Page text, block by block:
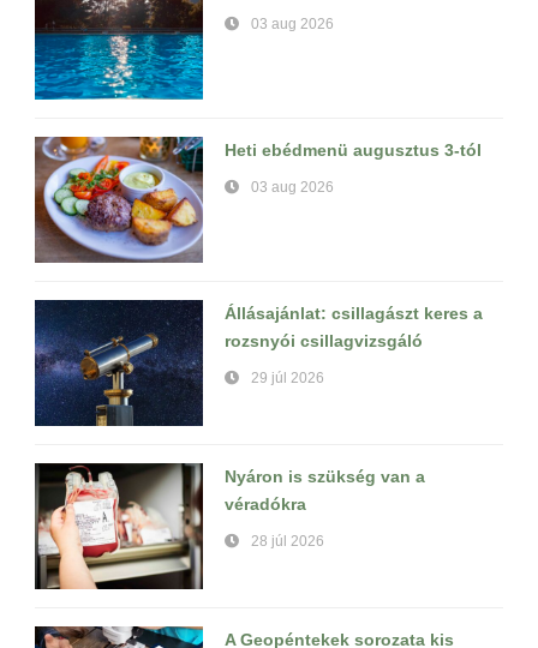
03 aug 2026
Heti ebédmenü augusztus 3-tól
03 aug 2026
Állásajánlat: csillagászt keres a
rozsnyói csillagvizsgáló
29 júl 2026
Nyáron is szükség van a
véradókra
28 júl 2026
A Geopéntekek sorozata kis